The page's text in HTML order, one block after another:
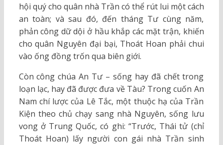
hội quý cho quân nhà Trần có thể rút lui một cách
an toàn; và sau đó, đến tháng Tư cùng năm,
phản công dữ dội ở hầu khắp các mặt trận, khiến
cho quân Nguyên đại bại, Thoát Hoan phải chui
vào ống đồng trốn qua biên giới.
Còn công chúa An Tư – sống hay đã chết trong
loạn lạc, hay đã được đưa về Tàu? Trong cuốn An
Nam chí lược của Lê Tắc, một thuộc hạ của Trần
Kiện theo chủ chạy sang nhà Nguyên, sống lưu
vong ở Trung Quốc, có ghi: “Trước, Thái tử (chỉ
Thoát Hoan) lấy người con gái nhà Trần sinh